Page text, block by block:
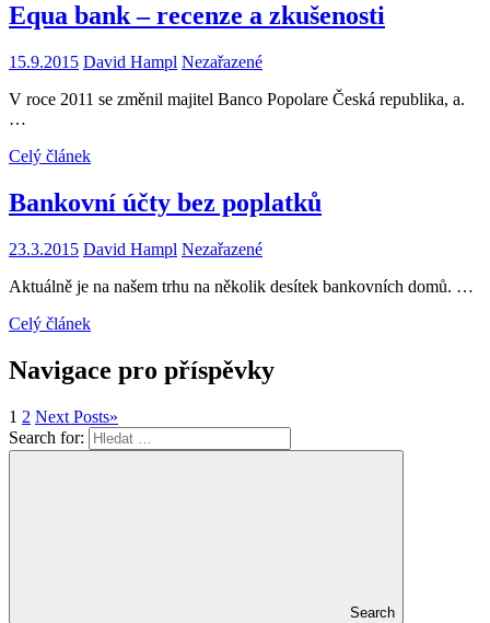
Equa bank – recenze a zkušenosti
15.9.2015 David Hampl Nezařazené
V roce 2011 se změnil majitel Banco Popolare Česká republika, a.
…
Celý článek
Bankovní účty bez poplatků
23.3.2015 David Hampl Nezařazené
Aktuálně je na našem trhu na několik desítek bankovních domů. …
Celý článek
Navigace pro příspěvky
1 2 Next Posts»
Search for:
Search